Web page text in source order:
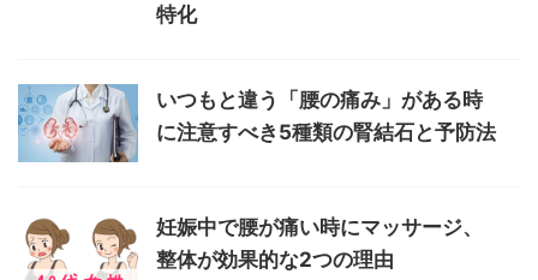
特化
いつもと違う「腰の痛み」がある時
に注意すべき5種類の腎結石と予防法
妊娠中で腰が痛い時にマッサージ、
整体が効果的な2つの理由